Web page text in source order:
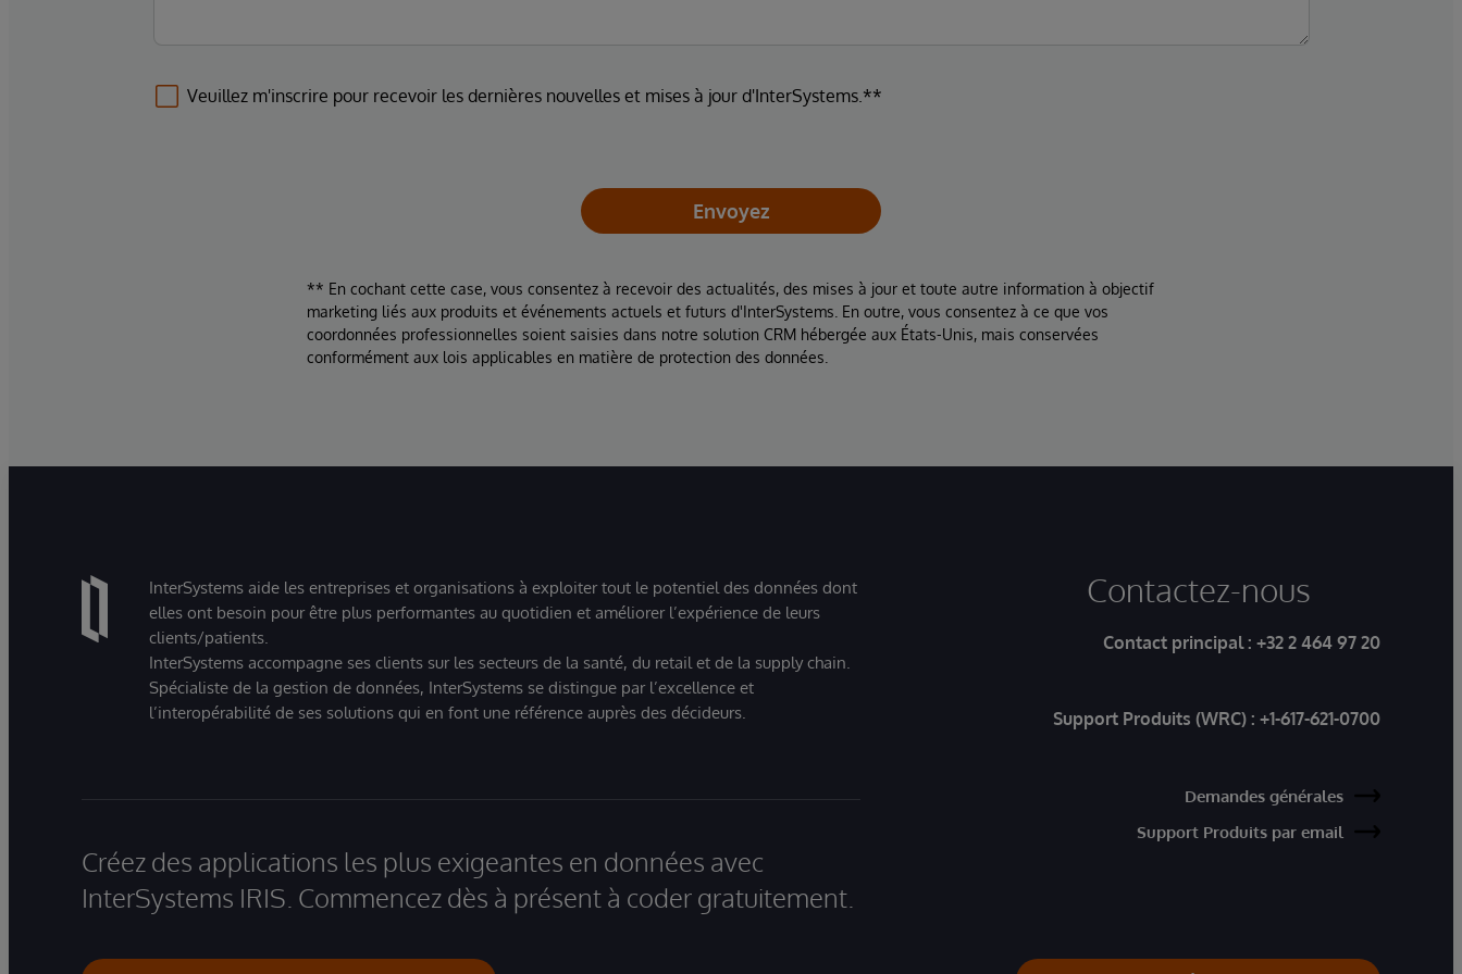
Veuillez m'inscrire pour recevoir les dernières nouvelles et mises à jour d'InterSystems.**
Envoyez
** En cochant cette case, vous consentez à recevoir des actualités, des mises à jour et toute autre information à objectif
marketing liés aux produits et événements actuels et futurs d'InterSystems. En outre, vous consentez à ce que vos
coordonnées professionnelles soient saisies dans notre solution CRM hébergée aux États-Unis, mais conservées
conformément aux lois applicables en matière de protection des données.
InterSystems aide les entreprises et organisations à exploiter tout le potentiel des données dont
elles ont besoin pour être plus performantes au quotidien et améliorer l’expérience de leurs
clients/patients.
InterSystems accompagne ses clients sur les secteurs de la santé, du retail et de la supply chain.
Spécialiste de la gestion de données, InterSystems se distingue par l’excellence et
l’interopérabilité de ses solutions qui en font une référence auprès des décideurs.
Créez des applications les plus exigeantes en données avec
InterSystems IRIS. Commencez dès à présent à coder gratuitement.
Contactez-nous
Contact principal : +32 2 464 97 20
Support Produits (WRC) : +1-617-621-0700
Demandes générales
Support Produits par email